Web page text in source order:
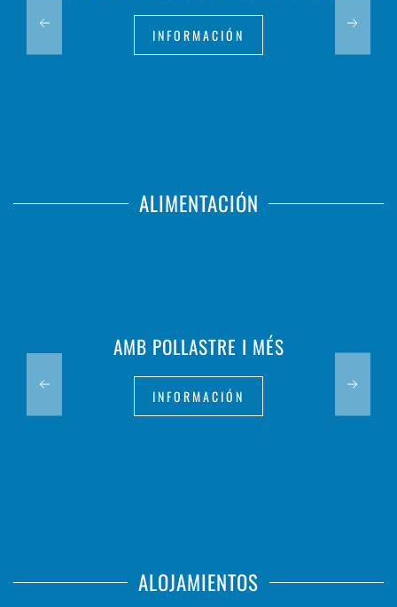
INFORMACIÓN
ALIMENTACIÓN
AMB POLLASTRE I MÉS
INFORMACIÓN
ALOJAMIENTOS